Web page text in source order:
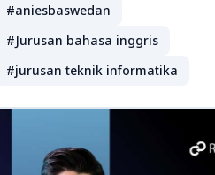
#aniesbaswedan
#Jurusan bahasa inggris
#jurusan teknik informatika